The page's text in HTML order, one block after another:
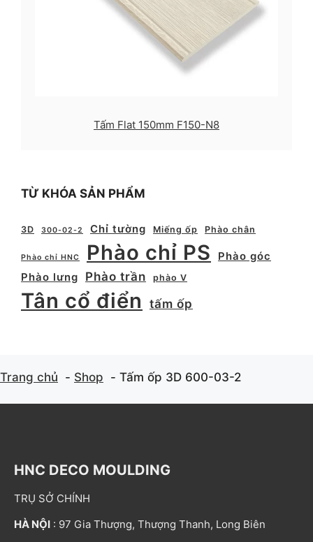
Tấm Flat 150mm F150-N8
TỪ KHÓA SẢN PHẨM
3D 300-02-2 Chỉ tường Miếng ốp Phào chân
Phào chỉ HNC Phào chỉ PS
Phào góc
Phào lưng
Phào trần phào V
Tân cổ điển tấm ốp
Trang chủ Shop Tấm ốp 3D 600-03-2
HNC DECO MOULDING
TRỤ SỞ CHÍNH
HÀ NỘI : 97 Gia Thượng, Thượng Thanh, Long Biên